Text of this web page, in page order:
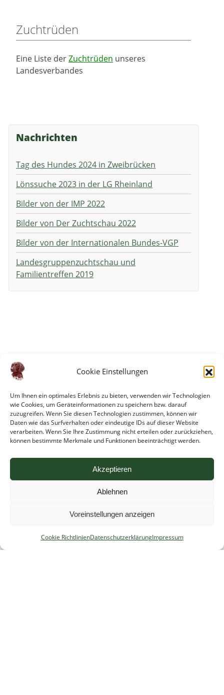
Cookie Einstellungen
Um Ihnen ein optimales Erlebnis zu bieten, verwenden wir Technologien
wie Cookies, um Geräteinformationen zu speichern bzw. darauf
zuzugreifen. Wenn Sie diesen Technologien zustimmen, können wir
Daten wie das Surfverhalten oder eindeutige IDs auf dieser Website
verarbeiten. Wenn Sie Ihre Zustimmung nicht erteilen oder zurückziehen,
können bestimmte Merkmale und Funktionen beeinträchtigt werden.
Akzeptieren
Ablehnen
Voreinstellungen anzeigen
Cookie RichtlinienDatenschutzerklärungImpressum
Zuchtrüden
Eine Liste derZuchtrüden unseres
Landesverbandes
Nachrichten
Tag des Hundes 2024 in Zweibrücken
Lönssuche 2023 in der LG Rheinland
Bilder von der IMP 2022
Bilder von Der Zuchtschau 2022
Bilder von der Internationalen Bundes-VGP
Landesgruppenzuchtschau und
Familientreffen 2019